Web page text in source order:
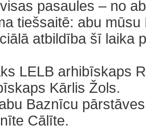
pasaules – no
tiešsaitē: abu
atbildība šī laika
LELB arhibīskaps
Kārlis Žols.
Baznīcu
Cālīte.